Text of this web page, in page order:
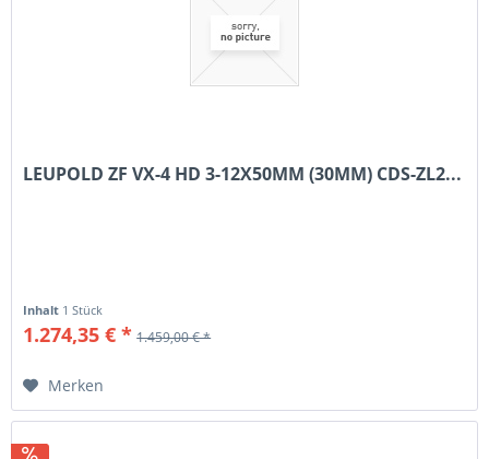
LEUPOLD ZF VX-4 HD 3-12X50MM (30MM) CDS-ZL2...
Inhalt 1 Stück
1.274,35 € * 1.459,00 € *
Merken